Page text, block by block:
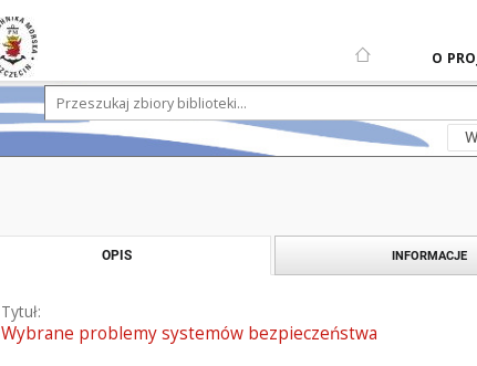
O
OPIS INFORMACJE
Tytuł:
Wybrane problemy systemów bezpieczeństwa